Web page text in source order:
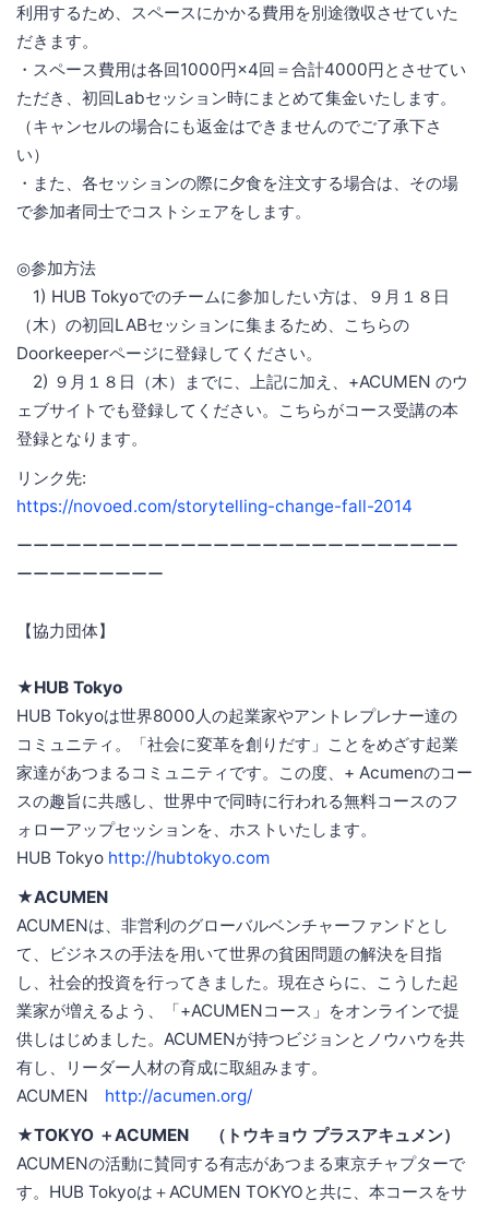
利用するため、スペースにかかる費用を別途徴収させていた
だきます。
・スペース費用は各回1000円×4回＝合計4000円とさせてい
ただき、初回Labセッション時にまとめて集金いたします。
（キャンセルの場合にも返金はできませんのでご了承下さ
い）
・また、各セッションの際に夕食を注文する場合は、その場
で参加者同士でコストシェアをします。
◎参加方法
1) HUB Tokyoでのチームに参加したい方は、９月１８日
（木）の初回LABセッションに集まるため、こちらの
Doorkeeperページに登録してください。
2) ９月１８日（木）までに、上記に加え、+ACUMEN のウ
ェブサイトでも登録してください。こちらがコース受講の本
登録となります。
リンク先:
https://novoed.com/storytelling-change-fall-2014
ーーーーーーーーーーーーーーーーーーーーーーーーーーー
ーーーーーーーーー
【協力団体】
★HUB Tokyo
HUB Tokyoは世界8000人の起業家やアントレプレナー達の
コミュニティ。「社会に変革を創りだす」ことをめざす起業
家達があつまるコミュニティです。この度、+ Acumenのコー
スの趣旨に共感し、世界中で同時に行われる無料コースのフ
ォローアップセッションを、ホストいたします。
HUB Tokyo http://hubtokyo.com
★ACUMEN
ACUMENは、非営利のグローバルベンチャーファンドとし
て、ビジネスの手法を用いて世界の貧困問題の解決を目指
し、社会的投資を行ってきました。現在さらに、こうした起
業家が増えるよう、「+ACUMENコース」をオンラインで提
供しはじめました。ACUMENが持つビジョンとノウハウを共
有し、リーダー人材の育成に取組みます。
ACUMEN http://acumen.org/
★TOKYO ＋ACUMEN （トウキョウ プラスアキュメン）
ACUMENの活動に賛同する有志があつまる東京チャプターで
す。HUB Tokyoは＋ACUMEN TOKYOと共に、本コースをサ